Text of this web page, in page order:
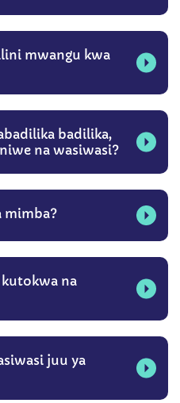
mwangu kwa
badilika,
na wasiwasi?
mimba?
na
juu ya